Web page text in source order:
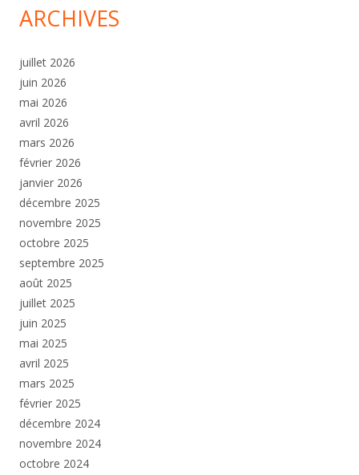
ARCHIVES
juillet 2026
juin 2026
mai 2026
avril 2026
mars 2026
février 2026
janvier 2026
décembre 2025
novembre 2025
octobre 2025
septembre 2025
août 2025
juillet 2025
juin 2025
mai 2025
avril 2025
mars 2025
février 2025
décembre 2024
novembre 2024
octobre 2024